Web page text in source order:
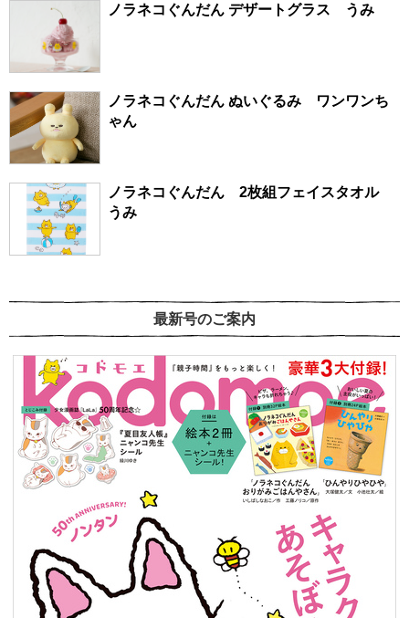
ノラネコぐんだん デザートグラス うみ
ノラネコぐんだん ぬいぐるみ ワンワンち
ゃん
ノラネコぐんだん 2枚組フェイスタオル
うみ
最新号のご案内